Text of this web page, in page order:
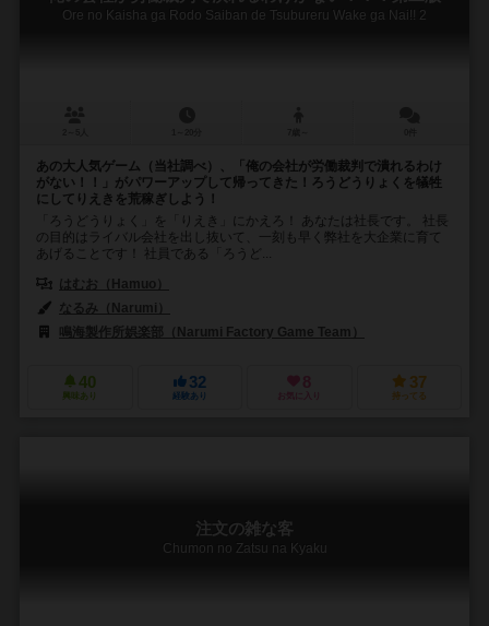
Ore no Kaisha ga Rodo Saiban de Tsubureru Wake ga Nai!! 2
あの大人気ゲーム（当社調べ）、「俺の会社が労働裁判で潰れるわけ
がない！！」がパワーアップして帰ってきた！ろうどうりょくを犠牲
にしてりえきを荒稼ぎしよう！
「ろうどうりょく」を「りえき」にかえろ！ あなたは社長です。 社長
の目的はライバル会社を出し抜いて、一刻も早く弊社を大企業に育て
あげることです！ 社員である「ろうど...
はむお（Hamuo）
なるみ（Narumi）
鳴海製作所娯楽部（Narumi Factory Game Team）
40
興味あり
32
経験あり
8
お気に入り
37
持ってる
注文の雑な客
Chumon no Zatsu na Kyaku